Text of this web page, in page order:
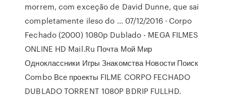
morrem, com exceção de David Dunne, que sai
completamente ileso do … 07/12/2016 · Corpo
Fechado (2000) 1080p Dublado - MEGA FILMES
ONLINE HD Mail.Ru Почта Мой Мир
Одноклассники Игры Знакомства Новости Поиск
Combo Все проекты FILME CORPO FECHADO
DUBLADO TORRENT 1080P BDRIP FULLHD.